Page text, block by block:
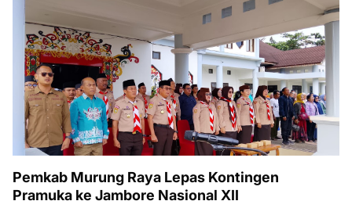
Pemkab Murung Raya Lepas Kontingen
Pramuka ke Jambore Nasional XII